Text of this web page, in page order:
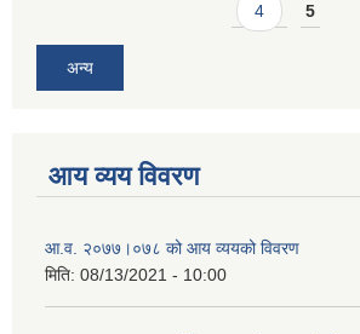
4 5
अन्य
आय व्यय विवरण
आ.व. २०७७।०७८ को आय व्ययको विवरण
मिति: 08/13/2021 - 10:00